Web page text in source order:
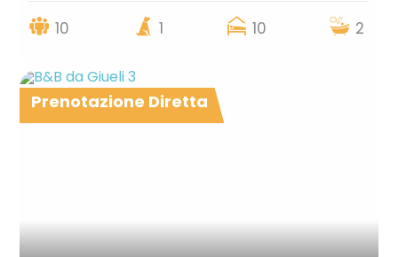
10 10 2
Prenotazione Diretta